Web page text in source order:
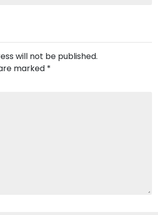
will not be published.
marked *